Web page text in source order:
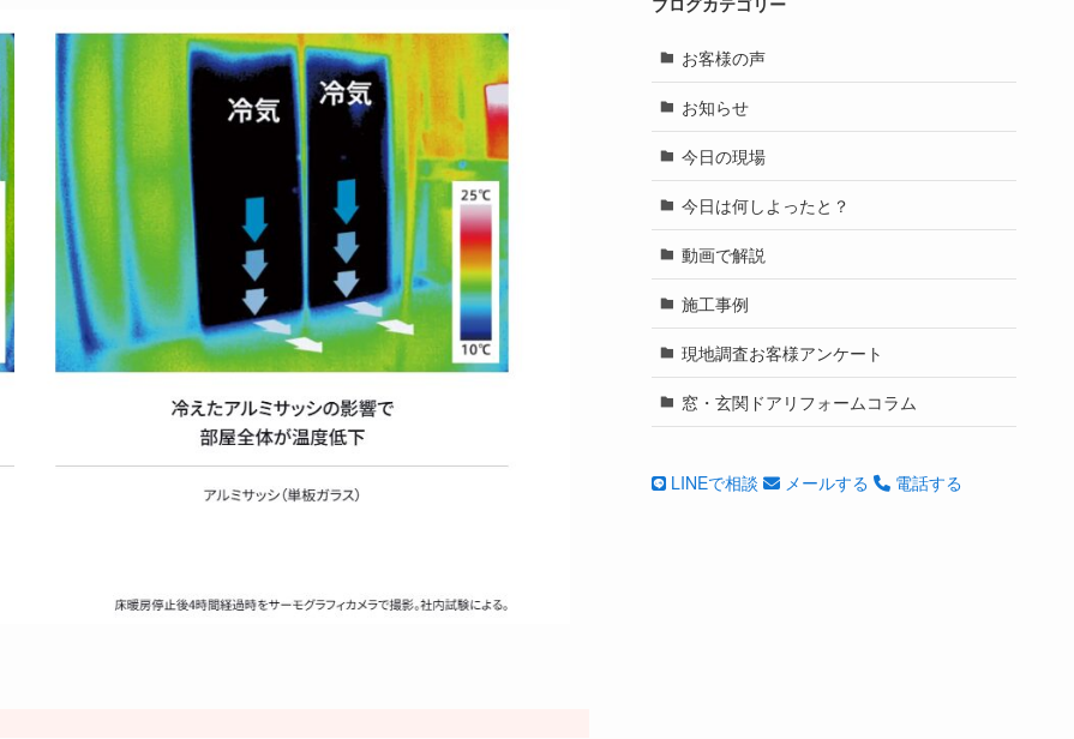
お客様の声
お知らせ
今日の現場
今日は何しよったと？
動画で解説
施工事例
現地調査お客様アンケート
窓・玄関ドアリフォームコラム
LINEで相談 メールする 電話する